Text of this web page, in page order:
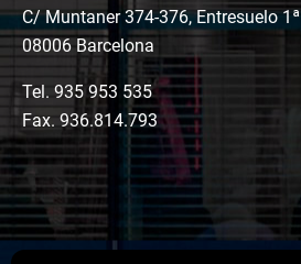
C/ Muntaner 374-376, Entresuelo 1ª
08006 Barcelona
Tel. 935 953 535
Fax. 936.814.793